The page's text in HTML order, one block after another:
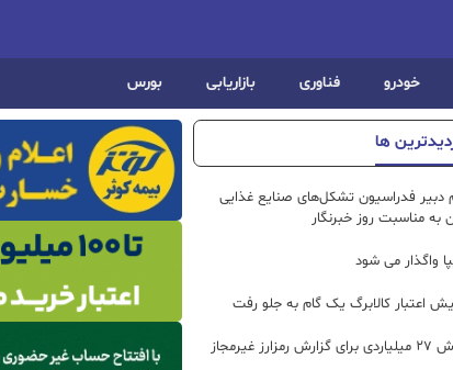
خودرو فناوری بازاریابی بورس
ها
دبیر فدراسیون تشکل‌های صنایع غذایی
به مناسبت روز خبرنگار
واگذار می شود
اعتبار کالابرگ یک گام به جلو رفت
رمزارز غیرمجاز